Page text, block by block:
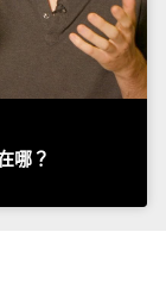
哪？